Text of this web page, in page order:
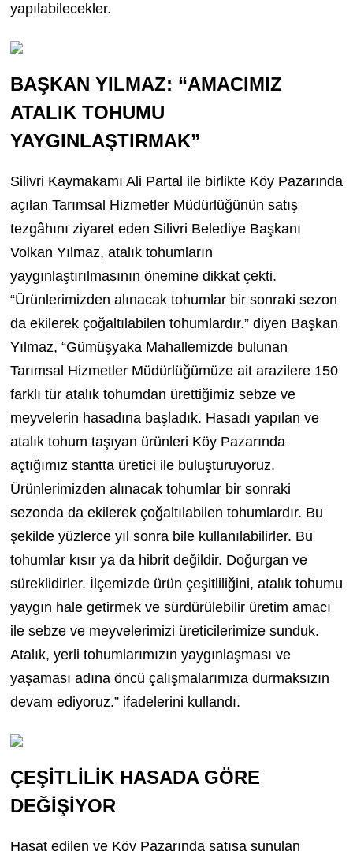
yapılabilecekler.
BAŞKAN YILMAZ: “AMACIMIZ
ATALIK TOHUMU
YAYGINLAŞTIRMAK”
Silivri Kaymakamı Ali Partal ile birlikte Köy Pazarında
açılan Tarımsal Hizmetler Müdürlüğünün satış
tezgâhını ziyaret eden Silivri Belediye Başkanı
Volkan Yılmaz, atalık tohumların
yaygınlaştırılmasının önemine dikkat çekti.
“Ürünlerimizden alınacak tohumlar bir sonraki sezon
da ekilerek çoğaltılabilen tohumlardır.” diyen Başkan
Yılmaz, “Gümüşyaka Mahallemizde bulunan
Tarımsal Hizmetler Müdürlüğümüze ait arazilere 150
farklı tür atalık tohumdan ürettiğimiz sebze ve
meyvelerin hasadına başladık. Hasadı yapılan ve
atalık tohum taşıyan ürünleri Köy Pazarında
açtığımız stantta üretici ile buluşturuyoruz.
Ürünlerimizden alınacak tohumlar bir sonraki
sezonda da ekilerek çoğaltılabilen tohumlardır. Bu
şekilde yüzlerce yıl sonra bile kullanılabilirler. Bu
tohumlar kısır ya da hibrit değildir. Doğurgan ve
süreklidirler. İlçemizde ürün çeşitliliğini, atalık tohumu
yaygın hale getirmek ve sürdürülebilir üretim amacı
ile sebze ve meyvelerimizi üreticilerimize sunduk.
Atalık, yerli tohumlarımızın yaygınlaşması ve
yaşaması adına öncü çalışmalarımıza durmaksızın
devam ediyoruz.” ifadelerini kullandı.
ÇEŞİTLİLİK HASADA GÖRE
DEĞİŞİYOR
Hasat edilen ve Köy Pazarında satışa sunulan